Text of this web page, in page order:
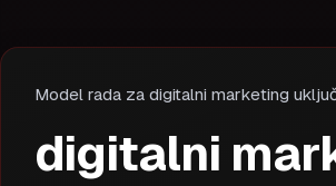
Model rada za digitalni marketing
digitalni